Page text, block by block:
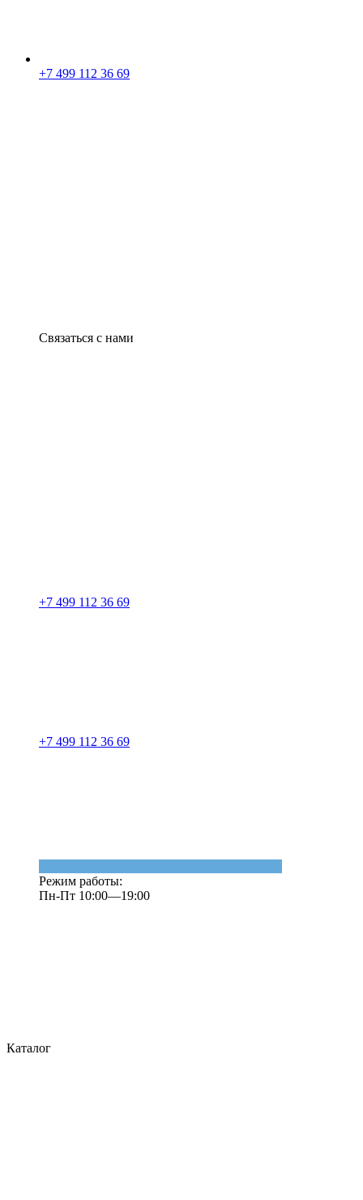
+7 499 112 36 69
Связаться с нами
+7 499 112 36 69
+7 499 112 36 69
Режим работы:
Пн-Пт 10:00—19:00
Каталог